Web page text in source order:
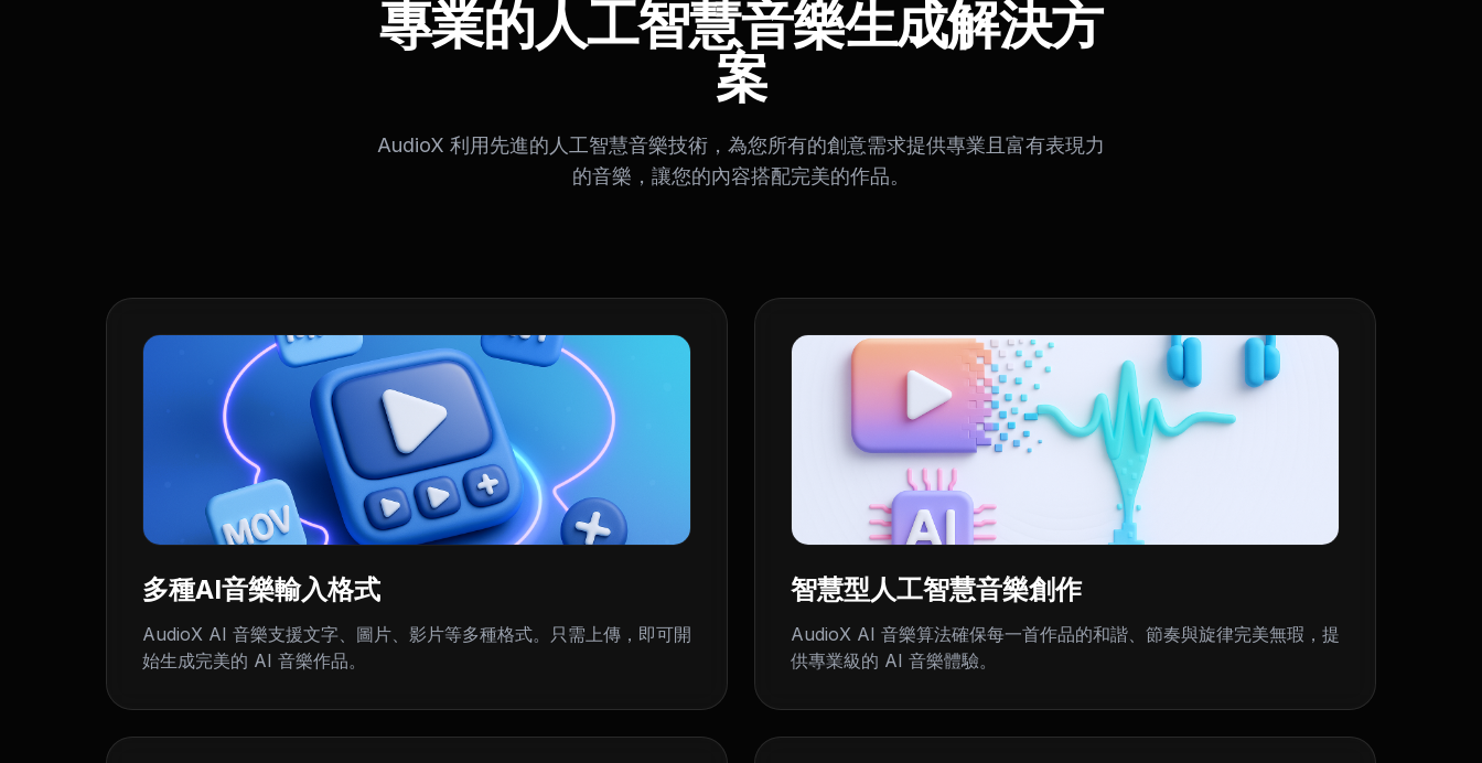
專業的人工智慧音樂生成解決方
案
AudioX 利用先進的人工智慧音樂技術，為您所有的創意需求提供專業且富有表現力
的音樂，讓您的內容搭配完美的作品。
多種AI音樂輸入格式
AudioX AI 音樂支援文字、圖片、影片等多種格式。只需上傳，即可開
始生成完美的 AI 音樂作品。
智慧型人工智慧音樂創作
AudioX AI 音樂算法確保每一首作品的和諧、節奏與旋律完美無瑕，提
供專業級的 AI 音樂體驗。